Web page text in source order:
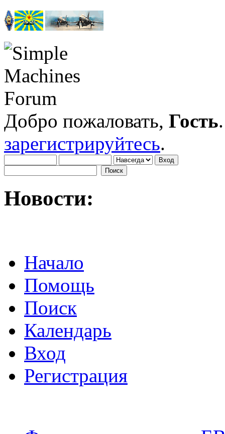
Добро пожаловать, Гость
зарегистрируйтесь.
Новости:
Начало
Помощь
Поиск
Календарь
Вход
Регистрация